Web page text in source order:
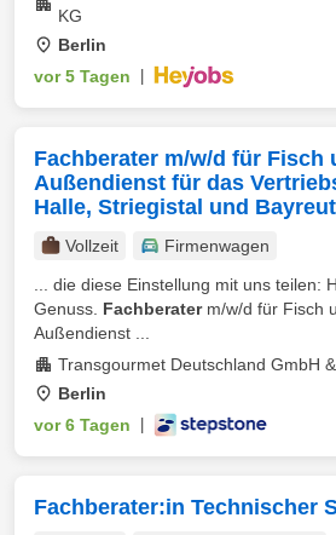
KG
Berlin
vor 5 Tagen
Fachberater m/w/d für Fisch
Außendienst für das
Halle, Striegistal und
Vollzeit
Firmenwagen
... die diese Einstellung mit uns teilen:
Genuss. Fachberaterm/w/d für Fisch
Außendienst ...
Transgourmet Deutschland GmbH
Berlin
vor 6 Tagen
Fachberater:in Technischer